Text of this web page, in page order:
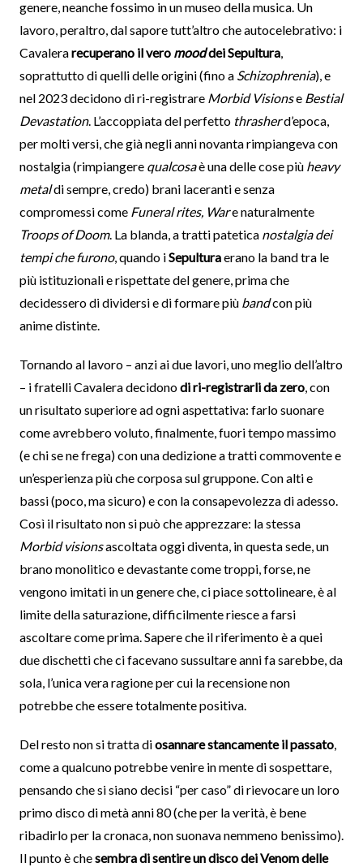
genere, neanche fossimo in un museo della musica. Un
lavoro, peraltro, dal sapore tutt’altro che autocelebrativo: i
Cavalerarecuperano il vero mooddei Sepultura,
soprattutto di quelli delle origini (fino a Schizophrenia), e
nel 2023 decidono di ri-registrare Morbid Visionse Bestial
Devastation. L’accoppiata del perfetto thrasherd’epoca,
per molti versi, che già negli anni novanta rimpiangeva con
nostalgia (rimpiangere qualcosaè una delle cose più heavy
metaldi sempre, credo) brani laceranti e senza
compromessi come Funeral rites, Ware naturalmente
Troops of Doom. La blanda, a tratti patetica nostalgia dei
tempi che furono, quando iSepulturaerano la band tra le
più istituzionali e rispettate del genere, prima che
decidessero di dividersi e di formare più bandcon più
anime distinte.
Tornando al lavoro – anzi ai due lavori, uno meglio dell’altro
– i fratelli Cavalera decidonodi ri-registrarli da zero, con
un risultato superiore ad ogni aspettativa: farlo suonare
come avrebbero voluto, finalmente, fuori tempo massimo
(e chi se ne frega) con una dedizione a tratti commovente e
un’esperienza più che corposa sul gruppone. Con alti e
bassi (poco, ma sicuro) e con la consapevolezza di adesso.
Così il risultato non si può che apprezzare: la stessa
Morbid visionsascoltata oggi diventa, in questa sede, un
brano monolitico e devastante come troppi, forse, ne
vengono imitati in un genere che, ci piace sottolineare, è al
limite della saturazione, difficilmente riesce a farsi
ascoltare come prima. Sapere che il riferimento è a quei
due dischetti che ci facevano sussultare anni fa sarebbe, da
sola, l’unica vera ragione per cui la recensione non
potrebbe che essere totalmente positiva.
Del resto non si tratta diosannare stancamente il passato,
come a qualcuno potrebbe venire in mente di sospettare,
pensando che si siano decisi “per caso” di rievocare un loro
primo disco di metà anni 80 (che per la verità, è bene
ribadirlo per la cronaca, non suonava nemmeno benissimo).
Il punto è chesembra di sentire un disco dei Venom delle